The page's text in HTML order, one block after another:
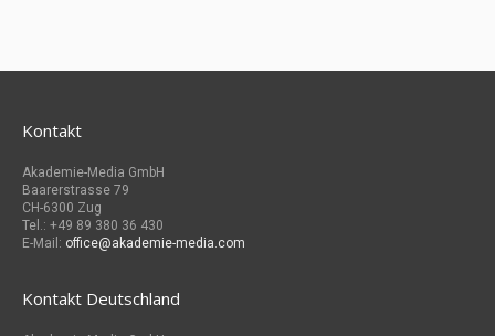
Kontakt
Akademie-Media GmbH
Baarerstrasse 79
CH-6300 Zug
Tel.: +49 89 380 36 430
E-Mail: office@akademie-media.com
Kontakt Deutschland